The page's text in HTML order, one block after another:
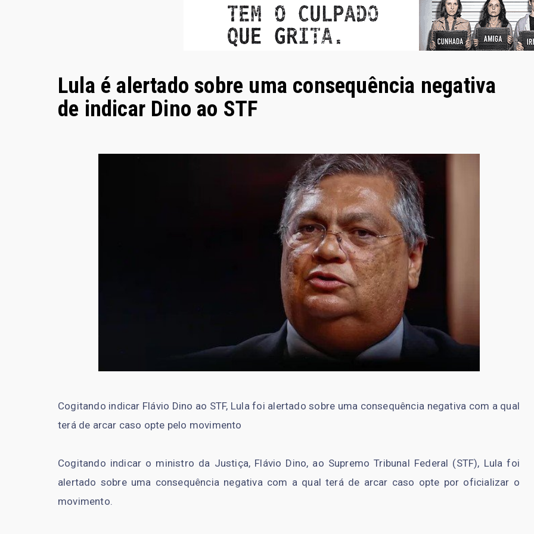
Lula é alertado sobre uma consequência negativa
de indicar Dino ao STF
Cogitando indicar Flávio Dino ao STF, Lula foi alertado sobre uma consequência negativa com a qual
terá de arcar caso opte pelo movimento
Cogitando indicar o ministro da Justiça, Flávio Dino, ao Supremo Tribunal Federal (STF), Lula foi
alertado sobre uma consequência negativa com a qual terá de arcar caso opte por oficializar o
movimento.